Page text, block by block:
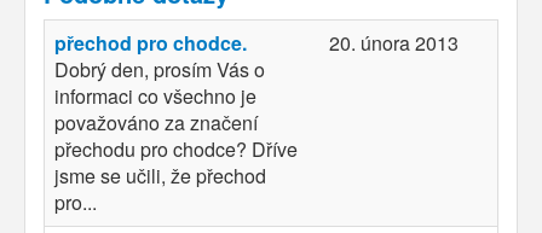
přechod pro chodce.
Dobrý den, prosím Vás o
informaci co všechno je
považováno za značení
přechodu pro chodce? Dříve
jsme se učili, že přechod
pro...
20. února 2013